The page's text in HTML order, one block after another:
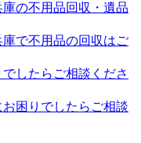
の不用品回収・遺品
で不用品の回収はご
したらご相談くださ
困りでしたらご相談